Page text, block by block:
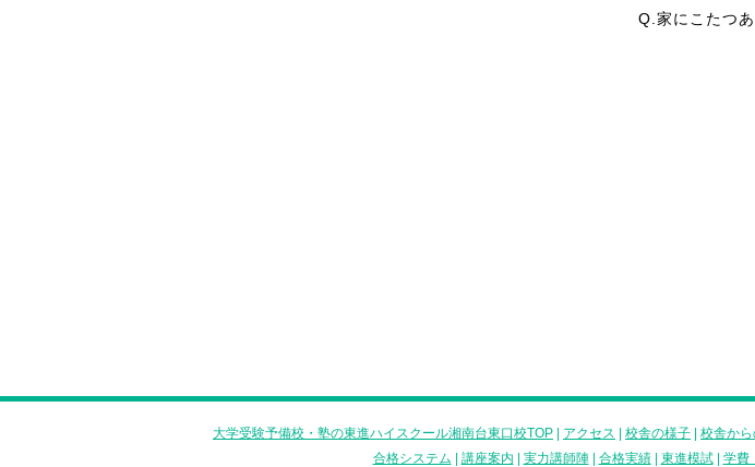
Q.家にこたつ
大学受験予備校・塾の東進ハイスクール湘南台東口校TOP アクセス 校舎の様子 校舎か
合格システム
講座案内 実力講師陣| 合格実績| 東進模試| 学費